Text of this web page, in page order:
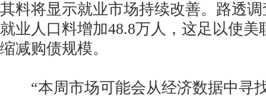
其料将显示就业市场持续改善。路透
就业人口料增加48.8万人，这足以使美
缩减购债规模。
“本周市场可能会从经济数据中寻